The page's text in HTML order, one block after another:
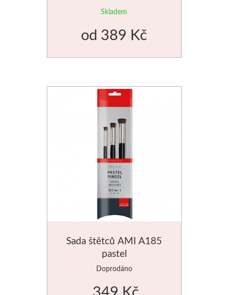
Rosa
Plátna
Suché pastely
Olejové pastely
Schmincke
Olej
Skladem
od 389 Kč
Sada štětců AMI A185
pastel
Doprodáno
349 Kč